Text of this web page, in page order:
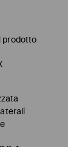
prodotto